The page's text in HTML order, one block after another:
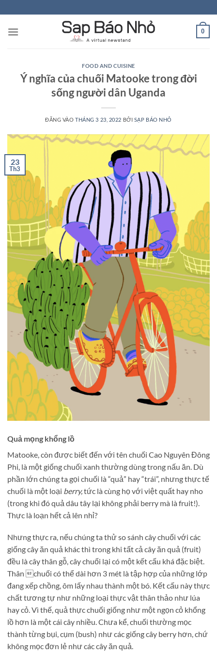
qua
nội
0
FOOD AND CUISINE
Ý nghĩa của chuối Matooke trong đời
sống người dân Uganda
ĐĂNG VÀOTHÁNG 3 23, 2022 BỞI SẠP BÁO NHỎ
23
Th3
Quả mọng khổng lồ
Matooke, còn được biết đến với tên chuối Cao Nguyên Đông
Phi, là một giống chuối xanh thường dùng trong nấu ăn. Dù
phần lớn chúng ta gọi chuối là “quả” hay “trái”, nhưng thực tế
chuối là một loại berry,tức là cùng họ với việt quất hay nho
(trong khi đó quả dâu tây lại không phải berry mà là fruit!).
Thực là loạn hết cả lên nhỉ?
Nhưng thực ra, nếu chúng ta thử so sánh cây chuối với các
giống cây ăn quả khác thì trong khi tất cả cây ăn quả (fruit)
đều là cây thân gỗ, cây chuối lại có một kết cấu khá đặc biệt.
Thân chuối có thể dài hơn 3 mét là tập hợp của những lớp
đang xếp chồng, ôm lấy nhau thành một bó. Kết cấu này thực
chất tương tự như những loại thực vật thân thảo như lúa
hay cỏ. Vì thế, quả thực chuối giống như một ngọn cỏ khổng
lồ hơn là một cái cây nhiều. Chưa kể, chuối thường mọc
thành từng bụi, cụm (bush) như các giống cây berry hơn, chứ
không mọc đơn lẻ như các cây ăn quả.